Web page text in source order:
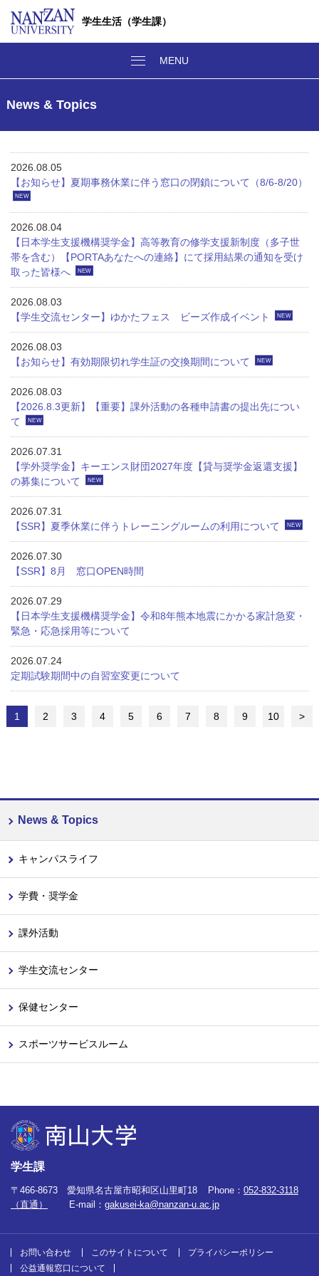
学生生活（学生課）
News & Topics
2026.08.05
【お知らせ】夏期事務休業に伴う窓口の閉鎖について（8/6-8/20）
NEW
2026.08.04
【日本学生支援機構奨学金】高等教育の修学支援新制度（多子世
帯を含む）【PORTAあなたへの連絡】にて採用結果の通知を受け
取った皆様へ
NEW
2026.08.03
【学生交流センター】ゆかたフェス ビーズ作成イベント
NEW
2026.08.03
【お知らせ】有効期限切れ学生証の交換期間について
NEW
2026.08.03
【2026.8.3更新】【重要】課外活動の各種申請書の提出先につい
て
NEW
2026.07.31
【学外奨学金】キーエンス財団2027年度【貸与奨学金返還支援】
の募集について
NEW
2026.07.31
【SSR】夏季休業に伴うトレーニングルームの利用について
NEW
2026.07.30
【SSR】8月 窓口OPEN時間
2026.07.29
【日本学生支援機構奨学金】令和8年熊本地震にかかる家計急変・
緊急・応急採用等について
2026.07.24
定期試験期間中の自習室変更について
1 2 3 4 5 6 7 8 9 10 >
News & Topics
キャンパスライフ
学費・奨学金
課外活動
学生交流センター
保健センター
スポーツサービスルーム
学生課
〒466-8673 愛知県名古屋市昭和区山里町18 Phone： 052-832-3118
（直通）
E-mail： gakusei-ka@nanzan-u.ac.jp
お問い合わせ このサイトについて
プライバシーポリシー
公益通報窓口について